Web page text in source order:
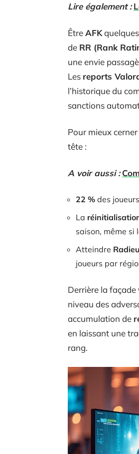
Lire également :
ÊtreAFK
de RR (Rank
une envie
Les reports
l’historique du
sanctions
Pour mieux
tête :
A voir aussi :
22 % des
La
saison, même si
Atteindre
joueurs par
Derrière la façade
niveau des
accumulation de
en laissant une
rang.